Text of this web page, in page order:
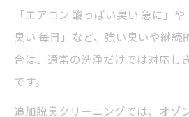
「エアコン 酸っぱい臭い 急に」
臭い 毎日」など、強い臭いや継続
合は、通常の洗浄だけでは対応し
です。
追加脱臭クリーニングでは、オゾ